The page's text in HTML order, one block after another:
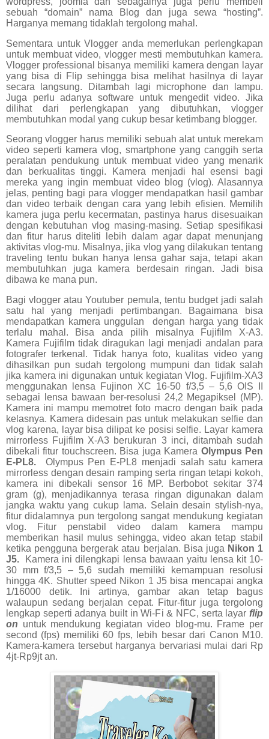
sebuah “domain” nama Blog dan juga sewa “hosting”.
Harganya memang tidaklah tergolong mahal.
Sementara untuk Vlogger anda memerlukan perlengkapan
untuk membuat video, vlogger mesti membutuhkan kamera.
Vlogger professional bisanya memiliki kamera dengan layar
yang bisa di Flip sehingga bisa melihat hasilnya di layar
secara langsung. Ditambah lagi microphone dan lampu.
Juga perlu adanya software untuk mengedit video. Jika
dilihat dari perlengkapan yang dibutuhkan, vlogger
membutuhkan modal yang cukup besar ketimbang blogger.
Seorang vlogger harus memiliki sebuah alat untuk merekam
video seperti kamera vlog, smartphone yang canggih serta
peralatan pendukung untuk membuat video yang menarik
dan berkualitas tinggi. Kamera menjadi hal esensi bagi
mereka yang ingin membuat video blog (vlog). Alasannya
jelas, penting bagi para vlogger mendapatkan hasil gambar
dan video terbaik dengan cara yang lebih efisien. Memilih
kamera juga perlu kecermatan, pastinya harus disesuaikan
dengan kebutuhan vlog masing-masing. Setiap spesifikasi
dan fitur harus diteliti lebih dalam agar dapat menunjang
aktivitas vlog-mu. Misalnya, jika vlog yang dilakukan tentang
traveling tentu bukan hanya lensa gahar saja, tetapi akan
membutuhkan juga kamera berdesain ringan. Jadi bisa
dibawa ke mana pun.
Bagi vlogger atau Youtuber pemula, tentu budget jadi salah
satu hal yang menjadi pertimbangan. Bagaimana bisa
mendapatkan kamera unggulan
dengan harga yang tidak
terlalu mahal. Bisa anda pilih misalnya Fujifilm X-A3.
Kamera Fujifilm tidak diragukan lagi menjadi andalan para
fotografer terkenal. Tidak hanya foto, kualitas video yang
dihasilkan pun sudah tergolong mumpuni dan tidak salah
jika kamera ini digunakan untuk kegiatan Vlog. Fujifilm-XA3
menggunakan lensa Fujinon XC 16-50 f/3,5 – 5,6 OIS II
sebagai lensa bawaan ber-resolusi 24,2 Megapiksel (MP).
Kamera ini mampu memotret foto macro dengan baik pada
kelasnya. Kamera didesain pas untuk melakukan selfie dan
vlog karena, layar bisa dilipat ke posisi selfie. Layar kamera
mirrorless Fujifilm X-A3 berukuran 3 inci, ditambah sudah
dibekali fitur touchscreen. Bisa juga Kamera Olympus Pen
E-PL8.
Olympus Pen E-PL8 menjadi salah satu kamera
mirrorless dengan desain ramping serta ringan tetapi kokoh,
kamera ini dibekali sensor 16 MP. Berbobot sekitar 374
gram (g), menjadikannya terasa ringan digunakan dalam
jangka waktu yang cukup lama. Selain desain stylish-nya,
fitur didalamnya pun tergolong sangat mendukung kegiatan
vlog. Fitur penstabil video dalam kamera mampu
memberikan hasil mulus sehingga, video akan tetap stabil
ketika pengguna bergerak atau berjalan. Bisa juga Nikon 1
J5.
Kamera ini dilengkapi lensa bawaan yaitu lensa kit 10-
30 mm f/3,5 – 5,6 sudah memiliki kemampuan resolusi
hingga 4K. Shutter speed Nikon 1 J5 bisa mencapai angka
1/16000 detik. Ini artinya, gambar akan tetap bagus
walaupun sedang berjalan cepat. Fitur-fitur juga tergolong
lengkap seperti adanya built in Wi-Fi & NFC, serta layar flip
on untuk mendukung kegiatan video blog-mu. Frame per
second (fps) memiliki 60 fps, lebih besar dari Canon M10.
Kamera-kamera tersebut harganya bervariasi mulai dari Rp
4jt-Rp9jt an.